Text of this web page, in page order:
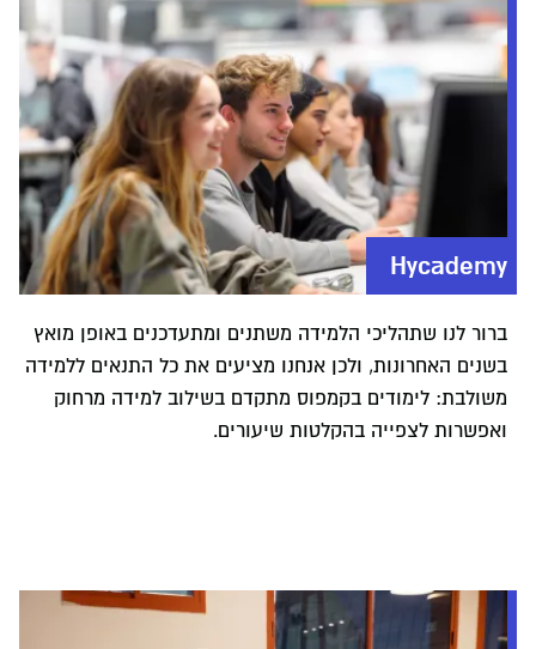
Hycademy
ברור לנו שתהליכי הלמידה משתנים ומתעדכנים באופן מואץ
בשנים האחרונות, ולכן אנחנו מציעים את כל התנאים ללמידה
משולבת: לימודים בקמפוס מתקדם בשילוב למידה מרחוק
ואפשרות לצפייה בהקלטות שיעורים.